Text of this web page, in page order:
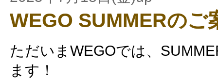
WEGO SUMMERのご
ただいまWEGOでは、
ます！